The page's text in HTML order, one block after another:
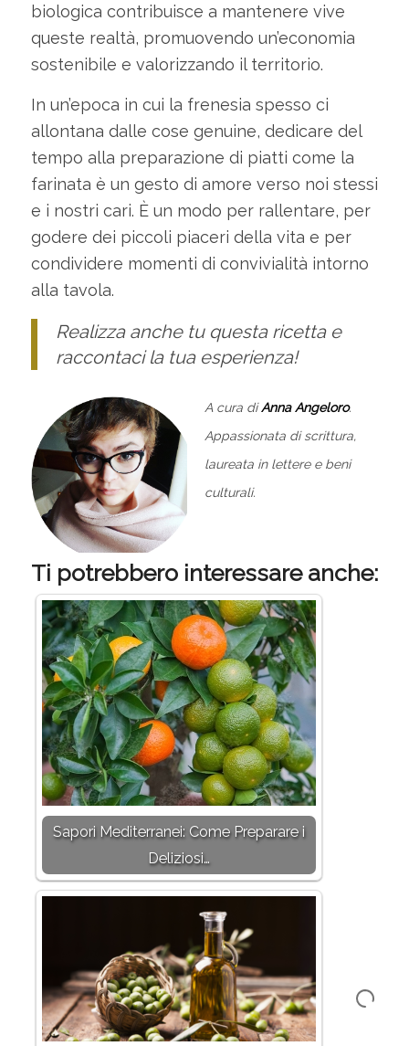
biologica contribuisce a mantenere vive
queste realtà, promuovendo un’economia
sostenibile e valorizzando il territorio.
In un’epoca in cui la frenesia spesso ci
allontana dalle cose genuine, dedicare del
tempo alla preparazione di piatti come la
farinata è un gesto di amore verso noi stessi
e i nostri cari. È un modo per rallentare, per
godere dei piccoli piaceri della vita e per
condividere momenti di convivialità intorno
alla tavola.
Realizza anche tu questa ricetta e
raccontaci la tua esperienza!
A cura diAnna Angeloro.
Appassionata di scrittura,
laureata in lettere e beni
culturali.
Ti potrebbero interessare anche:
Sapori Mediterranei: Come Preparare i
Deliziosi…